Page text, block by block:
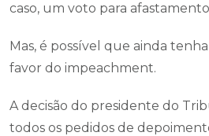
caso, um voto para
Mas, é possível que ainda
favor do impeachment.
A decisão do presidente do
todos os pedidos de